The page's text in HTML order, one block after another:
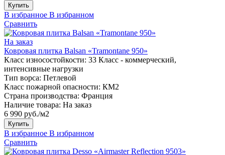
Купить
В избранное В избранном
Сравнить
На заказ
Ковровая плитка Balsan «Tramontane 950»
Класс износостойкости: 33 Класс - коммерческий,
интенсивные нагрузки
Тип ворса: Петлевой
Класс пожарной опасности: КМ2
Страна производства: Франция
Наличие товара: На заказ
6 990 руб./м2
Купить
В избранное В избранном
Сравнить